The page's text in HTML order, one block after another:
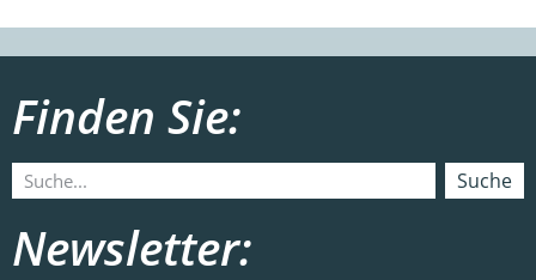
Finden Sie:
Suche
Newsletter: